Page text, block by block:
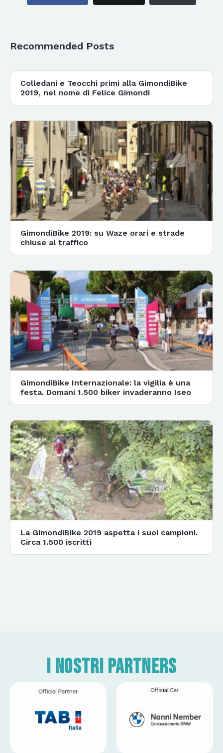
Recommended Posts
Colledani e Teocchi primi alla GimondiBike
2019, nel nome di Felice Gimondi
GimondiBike 2019: su Waze orari e strade
chiuse al traffico
GimondiBike Internazionale: la vigilia è una
festa. Domani 1.500 biker invaderanno Iseo
La GimondiBike 2019 aspetta i suoi campioni.
Circa 1.500 iscritti
I nostri partners